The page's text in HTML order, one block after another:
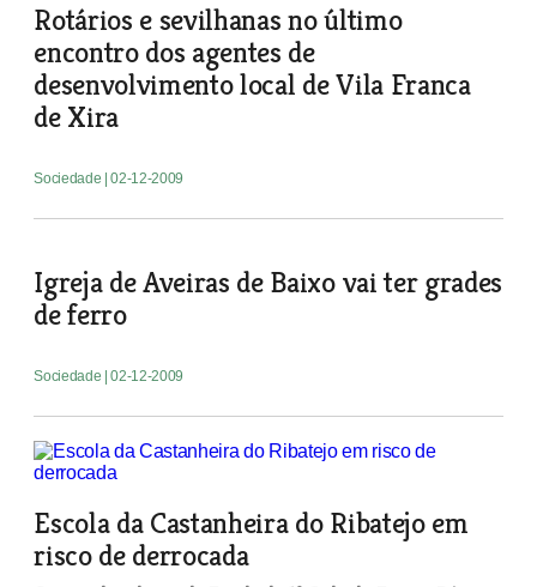
Rotários e sevilhanas no último
encontro dos agentes de
desenvolvimento local de Vila Franca
de Xira
Sociedade | 02-12-2009
Igreja de Aveiras de Baixo vai ter grades
de ferro
Sociedade | 02-12-2009
Escola da Castanheira do Ribatejo em
risco de derrocada